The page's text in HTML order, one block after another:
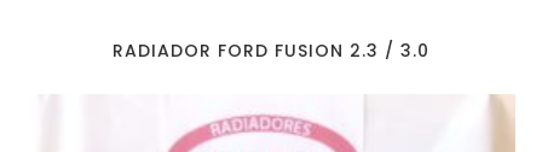
RADIADOR FORD FUSION 2.3 / 3.0